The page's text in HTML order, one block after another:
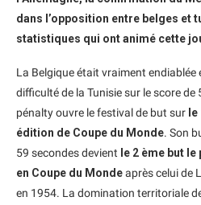
dans l’opposition entre belges et
statistiques qui ont animé cette
La Belgique était vraiment
difficulté de la Tunisie sur le score
pénalty ouvre le festival de but sur
édition de Coupe du Monde. Son
59 secondes devient le 2 ème but
en Coupe du Mondeaprès celui de
en 1954. La domination territoriale